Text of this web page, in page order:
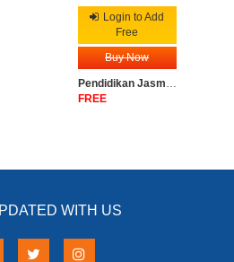
Login to Add
Free
Buy Now
Pendidikan Jasmani Dan Pendidikan Kesihatan Tingkatan 3
FREE
WITH US